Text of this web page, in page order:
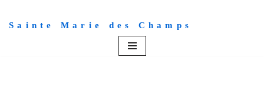
Aller
Sainte Marie des Champs